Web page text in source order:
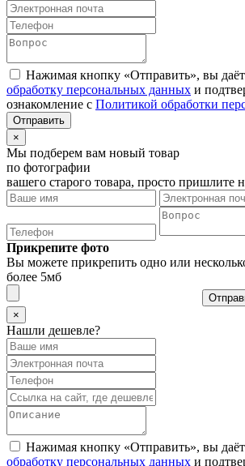
Нажимая кнопку «Отправить», вы
обработку персональных данных и
ознакомление с Политикой обработки
×
Мы подберем вам новый товар
по фотографии
вашего старого товара, просто пришлите
Прикрепите фото
Вы можете прикрепить одно или
более 5мб
×
Нашли дешевле?
Нажимая кнопку «Отправить», вы
обработку персональных данных и